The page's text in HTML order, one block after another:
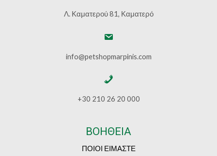
Λ. Καματερού 81, Καματερό
info@petshopmarpinis.com
+30 210 26 20 000
ΒΟΗΘΕΙΑ
ΠΟΙΟΙ ΕΙΜΑΣΤΕ